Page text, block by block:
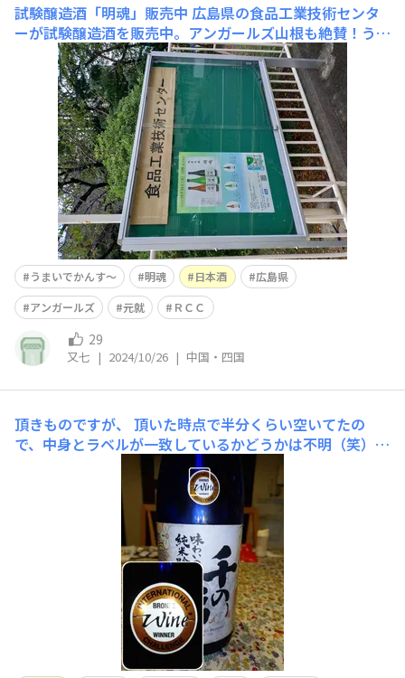
試験醸造酒「明魂」販売中 広島県の食品工業技術センタ
ーが試験醸造酒を販売中。アンガールズ山根も絶賛！うま
いでがんす〜！
うまいでかんす〜 明魂 日本酒
広島県
アンガールズ
元就 ＲＣＣ
29
又七 | 2024/10/26 | 中国・四国
頂きものですが、
頂いた時点で半分くらい空いてたの
で、中身とラベルが一致しているかどうかは不明（笑）。